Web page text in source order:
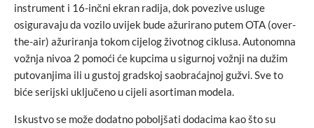
instrument i 16-inčni ekran radija, dok povezive usluge
osiguravaju da vozilo uvijek bude ažurirano putem OTA (over-
the-air) ažuriranja tokom cijelog životnog ciklusa. Autonomna
vožnja nivoa 2 pomoći će kupcima u sigurnoj vožnji na dužim
putovanjima ili u gustoj gradskoj saobraćajnoj gužvi. Sve to
biće serijski uključeno u cijeli asortiman modela.
Iskustvo se može dodatno poboljšati dodacima kao što su